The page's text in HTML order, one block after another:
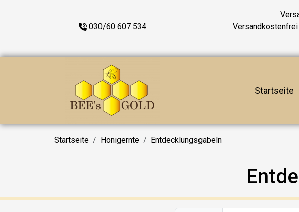
030/60 607 534
Startseite
Startseite Honigernte Entdecklungsgabeln